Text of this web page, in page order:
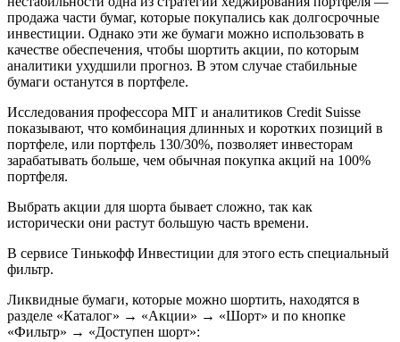
продажа части бумаг, которые покупались как долгосрочные
инвестиции. Однако эти же бумаги можно использовать в
качестве обеспечения, чтобы шортить акции, по которым
аналитики ухудшили прогноз. В этом случае стабильные
бумаги останутся в портфеле.
Исследования профессора MIT и аналитиков Credit Suisse
показывают, что комбинация длинных и коротких позиций в
портфеле, или портфель 130/30%, позволяет инвесторам
зарабатывать больше, чем обычная покупка акций на 100%
портфеля.
Выбрать акции для шорта бывает сложно, так как
исторически они растут большую часть времени.
В сервисе Тинькофф Инвестиции для этого есть специальный
фильтр.
Ликвидные бумаги, которые можно шортить, находятся в
разделе «Каталог» → «Акции» → «Шорт» и по кнопке
«Фильтр» → «Доступен шорт»: